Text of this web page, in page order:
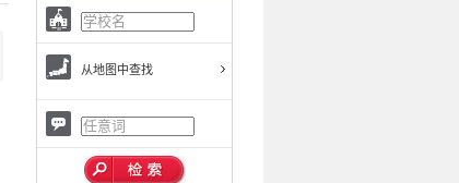
从地图中查找